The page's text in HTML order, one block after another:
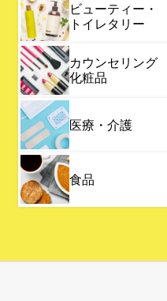
ビューティー・
トイレタリー
カウンセリング
化粧品
医療・介護
食品